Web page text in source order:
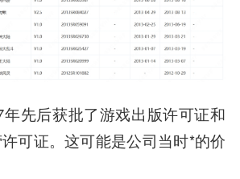
先后获批了游戏出版许可证和
可证。这可能是公司当时*的价